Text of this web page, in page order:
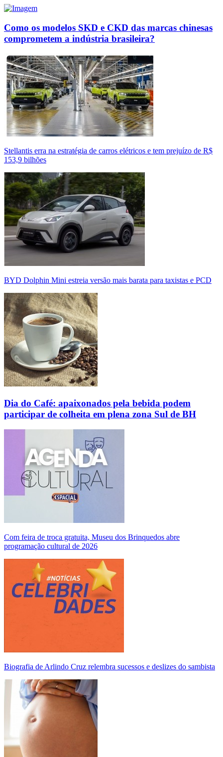
Como os modelos SKD e CKD das marcas chinesas
comprometem a indústria brasileira?
Stellantis erra na estratégia de carros elétricos e tem prejuízo de R$
153,9 bilhões
BYD Dolphin Mini estreia versão mais barata para taxistas e PCD
Dia do Café: apaixonados pela bebida podem
participar de colheita em plena zona Sul de BH
Com feira de troca gratuita, Museu dos Brinquedos abre
programação cultural de 2026
Biografia de Arlindo Cruz relembra sucessos e deslizes do sambista